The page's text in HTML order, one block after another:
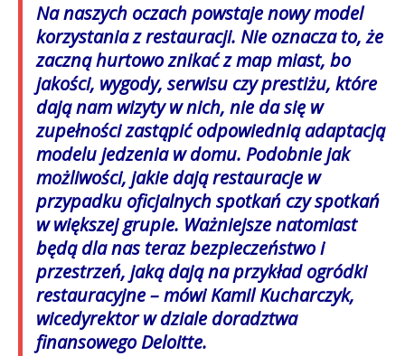
Na naszych oczach powstaje nowy model
korzystania z restauracji. Nie oznacza to, że
zaczną hurtowo znikać z map miast, bo
jakości, wygody, serwisu czy prestiżu, które
dają nam wizyty w nich, nie da się w
zupełności zastąpić odpowiednią adaptacją
modelu jedzenia w domu. Podobnie jak
możliwości, jakie dają restauracje w
przypadku oficjalnych spotkań czy spotkań
w większej grupie. Ważniejsze natomiast
będą dla nas teraz bezpieczeństwo i
przestrzeń, jaką dają na przykład ogródki
restauracyjne – mówi Kamil Kucharczyk,
wicedyrektor w dziale doradztwa
finansowego Deloitte.